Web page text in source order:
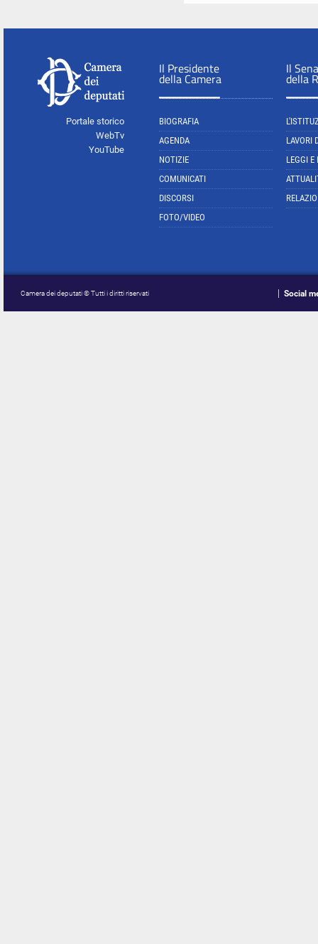
Portale storico
WebTv
YouTube
Il Presidente
della Camera
BIOGRAFIA
AGENDA
NOTIZIE
COMUNICATI
DISCORSI
FOTO/VIDEO
Il
della
LAVORI
LEGGI E
Camera dei deputati © Tutti i diritti riservati Social